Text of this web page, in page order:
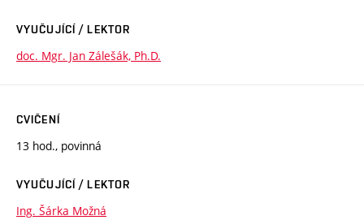
VYUČUJÍCÍ / LEKTOR
doc. Mgr. Jan Zálešák, Ph.D.
CVIČENÍ
13 hod., povinná
VYUČUJÍCÍ / LEKTOR
Ing. Šárka Možná